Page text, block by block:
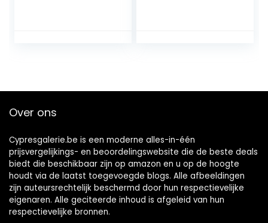
Over ons
Cypresgalerie.be is een moderne alles-in-één
prijsvergelijkings- en beoordelingswebsite die de beste deals
biedt die beschikbaar zijn op amazon en u op de hoogte
houdt via de laatst toegevoegde blogs. Alle afbeeldingen
zijn auteursrechtelijk beschermd door hun respectievelijke
eigenaren. Alle geciteerde inhoud is afgeleid van hun
respectievelijke bronnen.